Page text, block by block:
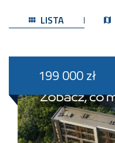
LISTA
199 000 zł